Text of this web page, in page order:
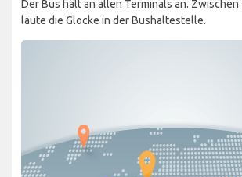
Der Bus hält an allen Terminals an. Zwischen
läute die Glocke in der Bushaltestelle.